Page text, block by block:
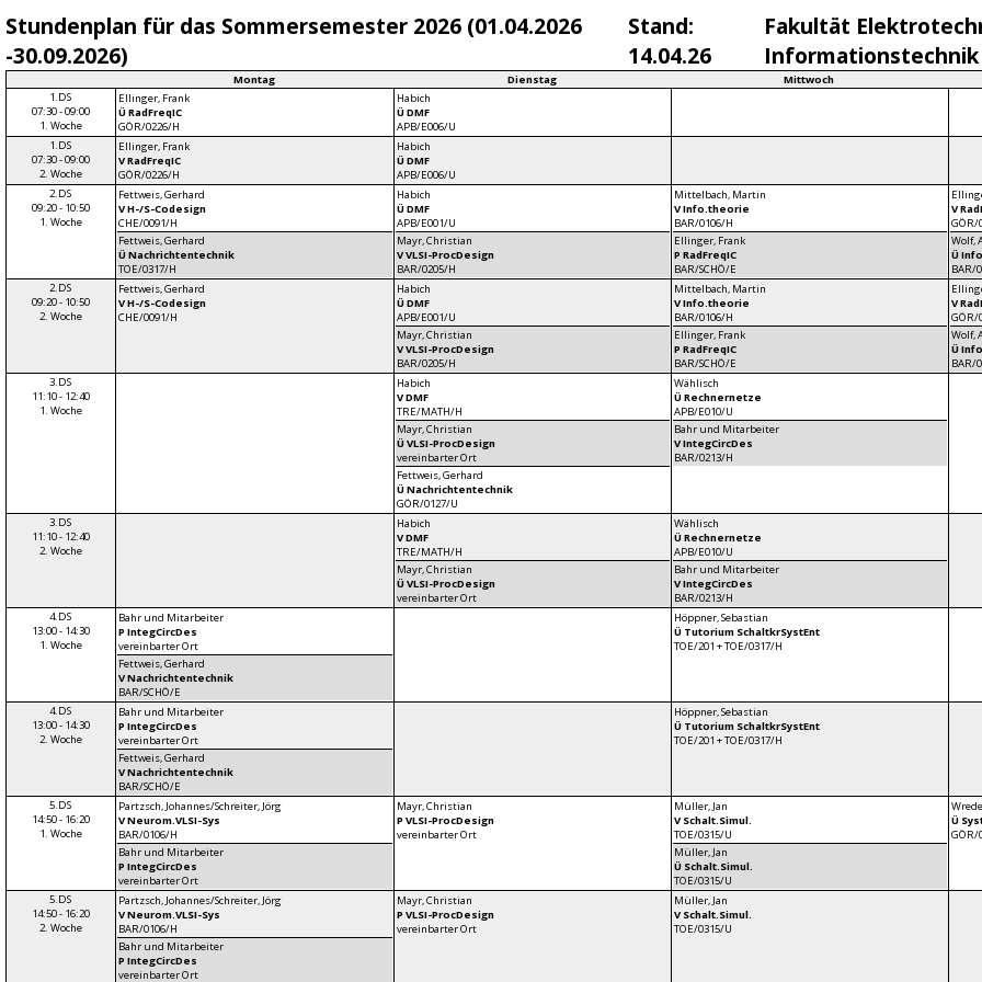
Stundenplan für das Sommersemester 2026 (01.04.2026
-30.09.2026)
Stand:
14.04.26
Fakultät
Informationstechnik
Montag Dienstag
Mittwoch
1.DS
07:30 - 09:00
1. Woche
Ellinger, Frank
Ü RadFreqIC
GÖR/0226/H
Habich
Ü DMF
APB/E006/U
1.DS
07:30 - 09:00
2. Woche
Ellinger, Frank
V RadFreqIC
GÖR/0226/H
Habich
Ü DMF
APB/E006/U
2.DS
09:20 - 10:50
1. Woche
Fettweis, Gerhard
V H-/S-Codesign
CHE/0091/H
Fettweis, Gerhard
Ü Nachrichtentechnik
TOE/0317/H
Habich
Ü DMF
APB/E001/U
Mayr, Christian
V VLSI-ProcDesign
BAR/0205/H
Mittelbach, Martin
V Info.theorie
BAR/0106/H
Ellinger, Frank
P RadFreqIC
BAR/SCHÖ/E
V
GÖR/
Wolf,
Ü
BAR/
2.DS
09:20 - 10:50
2. Woche
Fettweis, Gerhard
V H-/S-Codesign
CHE/0091/H
Habich
Ü DMF
APB/E001/U
Mayr, Christian
V VLSI-ProcDesign
BAR/0205/H
Mittelbach, Martin
V Info.theorie
BAR/0106/H
Ellinger, Frank
P RadFreqIC
BAR/SCHÖ/E
V
GÖR/
Wolf,
Ü
BAR/
3.DS
11:10 - 12:40
1. Woche
Habich
V DMF
TRE/MATH/H
Mayr, Christian
Ü VLSI-ProcDesign
vereinbarter Ort
Fettweis, Gerhard
Ü Nachrichtentechnik
GÖR/0127/U
Wählisch
Ü Rechnernetze
APB/E010/U
Bahr und Mitarbeiter
V IntegCircDes
BAR/0213/H
3.DS
11:10 - 12:40
2. Woche
Habich
V DMF
TRE/MATH/H
Mayr, Christian
Ü VLSI-ProcDesign
vereinbarter Ort
Wählisch
Ü Rechnernetze
APB/E010/U
Bahr und Mitarbeiter
V IntegCircDes
BAR/0213/H
4.DS
13:00 - 14:30
1. Woche
Bahr und Mitarbeiter
P IntegCircDes
vereinbarter Ort
Fettweis, Gerhard
V Nachrichtentechnik
BAR/SCHÖ/E
Höppner, Sebastian
Ü Tutorium SchaltkrSystEnt
TOE/201 + TOE/0317/H
4.DS
13:00 - 14:30
2. Woche
Bahr und Mitarbeiter
P IntegCircDes
vereinbarter Ort
Fettweis, Gerhard
V Nachrichtentechnik
BAR/SCHÖ/E
Höppner, Sebastian
Ü Tutorium SchaltkrSystEnt
TOE/201 + TOE/0317/H
5.DS
14:50 - 16:20
1. Woche
Partzsch, Johannes/Schreiter, Jörg
V Neurom.VLSI-Sys
BAR/0106/H
Bahr und Mitarbeiter
P IntegCircDes
vereinbarter Ort
Mayr, Christian
P VLSI-ProcDesign
vereinbarter Ort
Müller, Jan
V Schalt.Simul.
TOE/0315/U
Müller, Jan
Ü Schalt.Simul.
TOE/0315/U
Ü
GÖR/
5.DS
14:50 - 16:20
2. Woche
Partzsch, Johannes/Schreiter, Jörg
V Neurom.VLSI-Sys
BAR/0106/H
Bahr und Mitarbeiter
P IntegCircDes
vereinbarter Ort
Mayr, Christian
P VLSI-ProcDesign
vereinbarter Ort
Müller, Jan
V Schalt.Simul.
TOE/0315/U